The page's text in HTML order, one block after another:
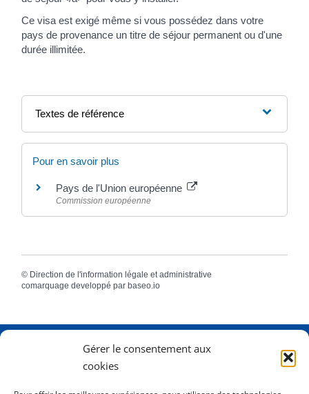
Gérer le consentement aux
cookies
Ce visa est exigé même si vous possédez dans votre
pays de provenance un titre de séjour permanent ou d'une
durée illimitée.
Textes de référence
Pour en savoir plus
Pays de l'Union européenne
Commission européenne
© Direction de l'information légale et administrative
comarquage developpé par baseo.io
2 Rue Dame Pernette